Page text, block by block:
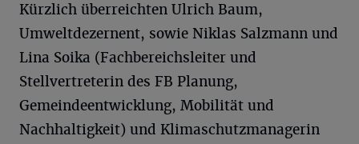
Kürzlich überreichten Ulrich Baum,
Umweltdezernent, sowie Niklas Salzmann und
Lina Soika (Fachbereichsleiter und
Stellvertreterin des FB Planung,
Gemeindeentwicklung, Mobilität und
Nachhaltigkeit) und Klimaschutzmanagerin